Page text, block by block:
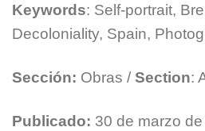
Keywords: Self-portrait,
Decoloniality, Spain,
Sección: Obras / Section:
Publicado: 30 de marzo